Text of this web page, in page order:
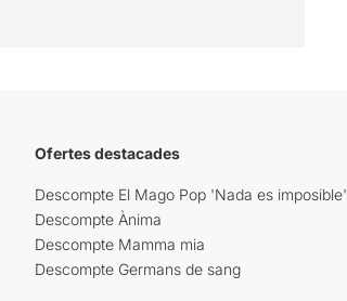
Ofertes destacades
Descompte El Mago Pop 'Nada es imposible'
Descompte Ànima
Descompte Mamma mia
Descompte Germans de sang